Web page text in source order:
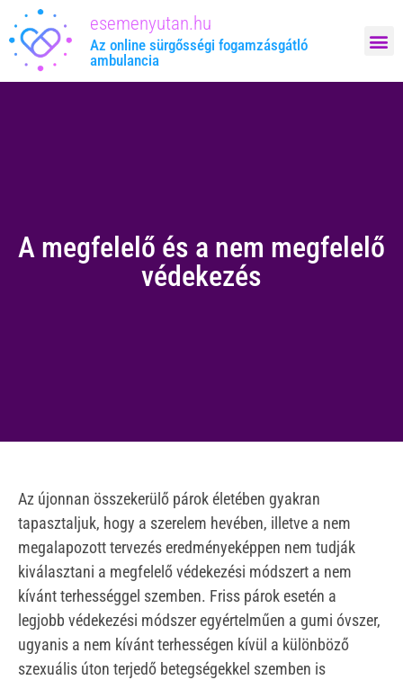
esemenyutan.hu
Az online sürgősségi fogamzásgátló
ambulancia
A megfelelő és a nem megfelelő
védekezés
Az újonnan összekerülő párok életében gyakran
tapasztaljuk, hogy a szerelem hevében, illetve a nem
megalapozott tervezés eredményeképpen nem tudják
kiválasztani a megfelelő védekezési módszert a nem
kívánt terhességgel szemben. Friss párok esetén a
legjobb védekezési módszer egyértelműen a gumi óvszer,
ugyanis a nem kívánt terhességen kívül a különböző
szexuális úton terjedő betegségekkel szemben is